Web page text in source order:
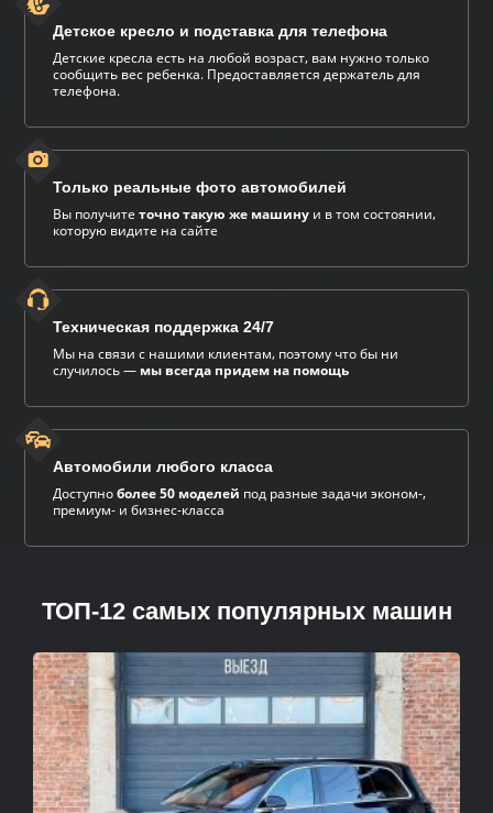
Детское кресло и подставка для телефона
Детские кресла есть на любой возраст, вам нужно только
сообщить вес ребенка. Предоставляется держатель для
телефона.
Только реальные фото автомобилей
Вы получитеточно такую же машину и в том состоянии,
которую видите на сайте
Техническая поддержка 24/7
Мы на связи с нашими клиентам, поэтому что бы ни
случилось — мы всегда придем на помощь
Автомобили любого класса
Доступноболее 50 моделей под разные задачи эконом-,
премиум- и бизнес-класса
ТОП-12 самых популярных машин